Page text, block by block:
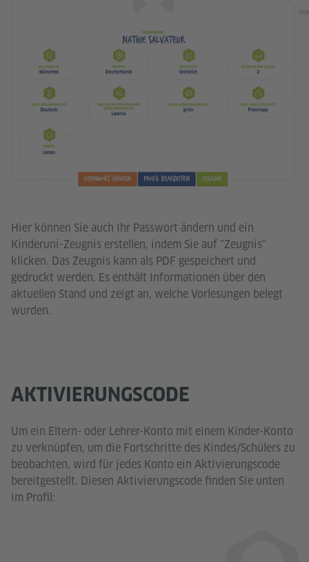
Hier können Sie auch Ihr Passwort ändern und ein
Kinderuni-Zeugnis erstellen, indem Sie auf "Zeugnis"
klicken. Das Zeugnis kann als PDF gespeichert und
gedruckt werden. Es enthält Informationen über den
aktuellen Stand und zeigt an, welche Vorlesungen belegt
wurden.
AKTIVIERUNGSCODE
Um ein Eltern- oder Lehrer-Konto mit einem Kinder-Konto
zu verknüpfen, um die Fortschritte des Kindes/Schülers zu
beobachten, wird für jedes Konto ein Aktivierungscode
bereitgestellt. Diesen Aktivierungscode finden Sie unten
im Profil: